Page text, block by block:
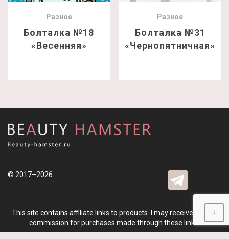
Разное
Болталка №18
«Весенняя»
Разное
Болталка №31
«Чернопятничная»
© 2017–2026
This site contains affiliate links to products. I may receive a small
commission for purchases made through these links.
↓